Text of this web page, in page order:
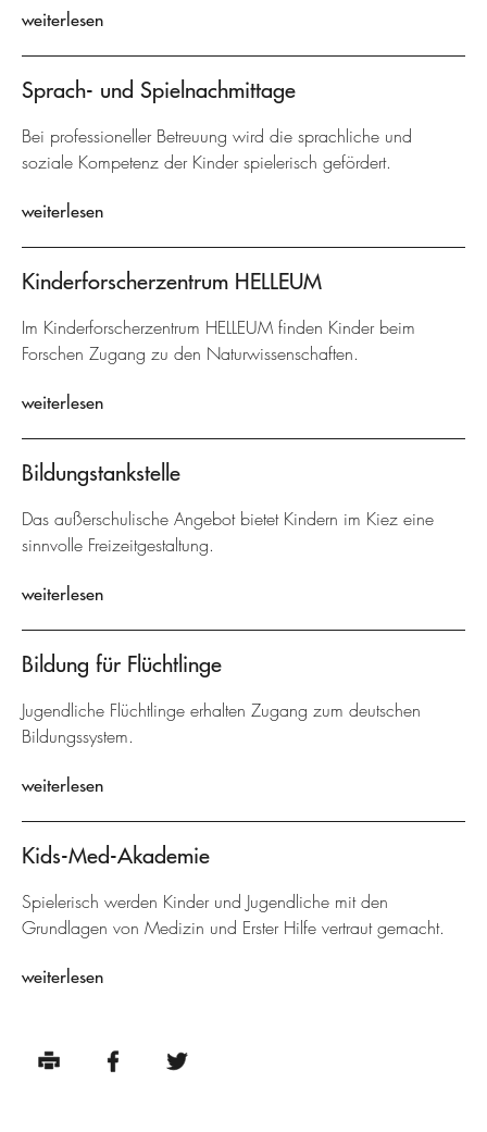
weiterlesen
Sprach- und Spielnachmittage
Bei professioneller Betreuung wird die sprachliche und
soziale Kompetenz der Kinder spielerisch gefördert.
weiterlesen
Kinderforscherzentrum HELLEUM
Im Kinderforscherzentrum HELLEUM finden Kinder beim
Forschen Zugang zu den Naturwissenschaften.
weiterlesen
Bildungstankstelle
Das außerschulische Angebot bietet Kindern im Kiez eine
sinnvolle Freizeitgestaltung.
weiterlesen
Bildung für Flüchtlinge
Jugendliche Flüchtlinge erhalten Zugang zum deutschen
Bildungssystem.
weiterlesen
Kids-Med-Akademie
Spielerisch werden Kinder und Jugendliche mit den
Grundlagen von Medizin und Erster Hilfe vertraut gemacht.
weiterlesen